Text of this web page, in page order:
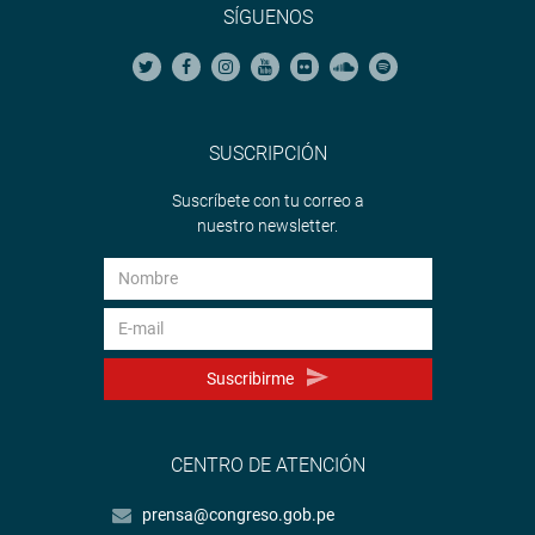
SÍGUENOS
SUSCRIPCIÓN
Suscríbete con tu correo a
nuestro newsletter.
Suscribirme
CENTRO DE ATENCIÓN
prensa@congreso.gob.pe